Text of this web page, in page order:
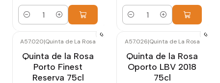
Cantidad Cantidad
A57.020|Quinta de La Rosa
Quinta de la Rosa
Porto Finest
Reserva 75cl
A57.026|Quinta de La Rosa
Quinta de la Rosa
Oporto LBV 2018
75cl